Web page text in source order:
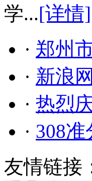
学...[详情]
· 郑州
· 新浪
· 热烈
· 308
友情链接